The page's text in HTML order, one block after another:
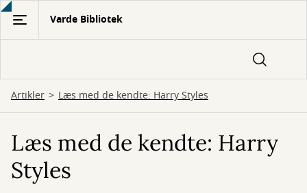
Gå
hovedindhold
Varde Bibliotek
Artikler Læs med de kendte: Harry Styles
Læs med de kendte: Harry
Styles